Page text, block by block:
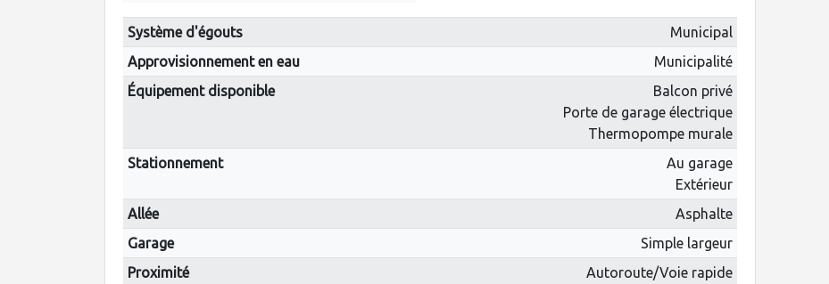
Système d'égouts
Municipal
Approvisionnement en eau
Municipalité
Équipement disponible
Balcon privé
Porte de garage électrique
Thermopompe murale
Stationnement
Au garage
Extérieur
Allée
Asphalte
Garage
Simple largeur
Proximité
Autoroute/Voie rapide